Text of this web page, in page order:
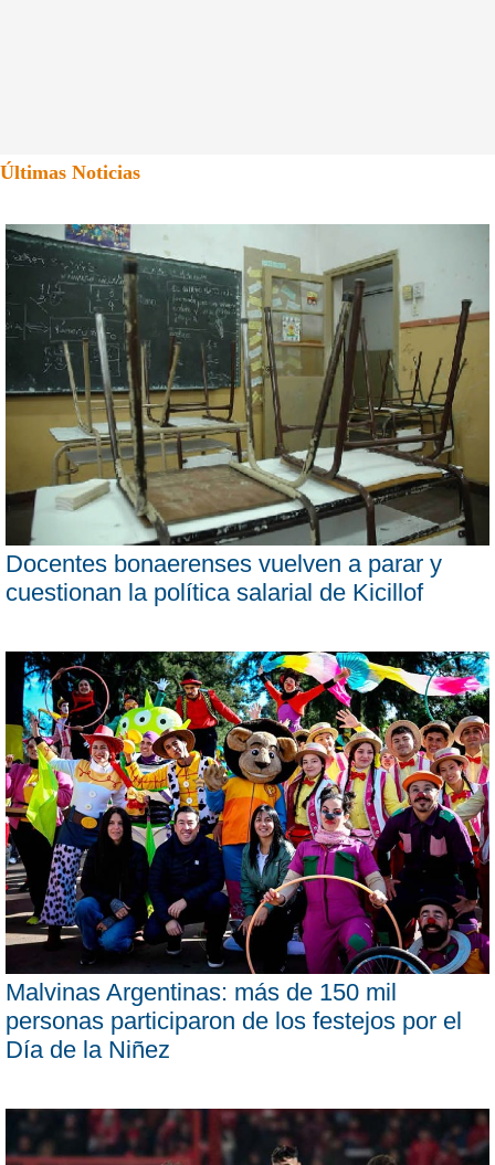
Últimas Noticias
Docentes bonaerenses vuelven a parar y
cuestionan la política salarial de Kicillof
Malvinas Argentinas: más de 150 mil
personas participaron de los festejos por el
Día de la Niñez